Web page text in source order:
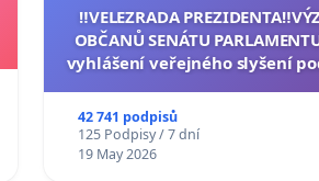
‼️VELEZRADA
OBČANŮ SENÁTU
vyhlášení veřejného slyšení
na přijetí usnesení k podání
žaloby na prezidenta
42 741 podpisů
125 Podpisy / 7 dní
19 May 2026